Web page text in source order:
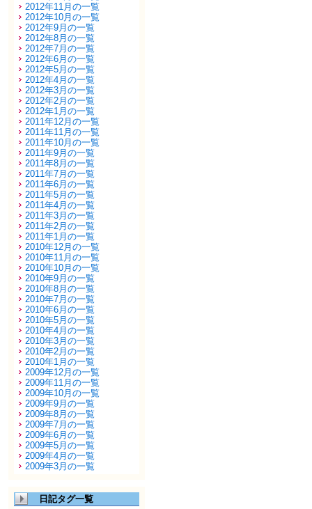
2012年11月の一覧
2012年10月の一覧
2012年9月の一覧
2012年8月の一覧
2012年7月の一覧
2012年6月の一覧
2012年5月の一覧
2012年4月の一覧
2012年3月の一覧
2012年2月の一覧
2012年1月の一覧
2011年12月の一覧
2011年11月の一覧
2011年10月の一覧
2011年9月の一覧
2011年8月の一覧
2011年7月の一覧
2011年6月の一覧
2011年5月の一覧
2011年4月の一覧
2011年3月の一覧
2011年2月の一覧
2011年1月の一覧
2010年12月の一覧
2010年11月の一覧
2010年10月の一覧
2010年9月の一覧
2010年8月の一覧
2010年7月の一覧
2010年6月の一覧
2010年5月の一覧
2010年4月の一覧
2010年3月の一覧
2010年2月の一覧
2010年1月の一覧
2009年12月の一覧
2009年11月の一覧
2009年10月の一覧
2009年9月の一覧
2009年8月の一覧
2009年7月の一覧
2009年6月の一覧
2009年5月の一覧
2009年4月の一覧
2009年3月の一覧
日記タグ一覧